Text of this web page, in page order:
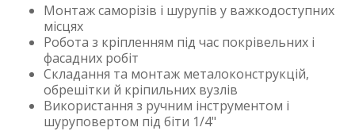
Монтаж саморізів і шурупів у важкодоступних
місцях
Робота з кріпленням під час покрівельних і
фасадних робіт
Складання та монтаж металоконструкцій,
обрешітки й кріпильних вузлів
Використання з ручним інструментом і
шуруповертом під біти 1/4"